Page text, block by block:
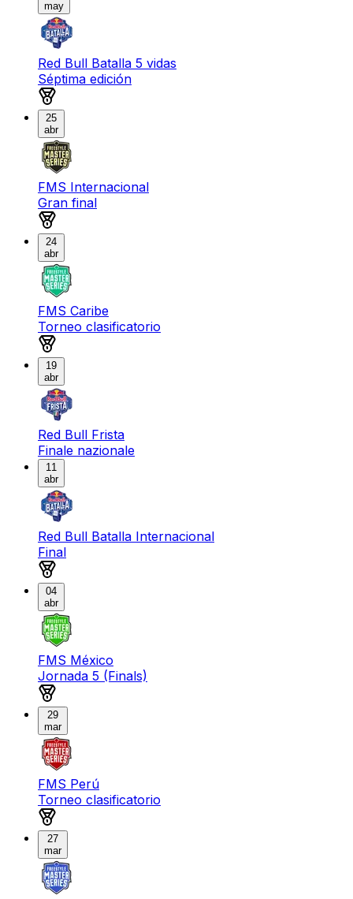
may
Red Bull Batalla 5 vidas
Séptima edición
25
abr
FMS Internacional
Gran final
24
abr
FMS Caribe
Torneo clasificatorio
19
abr
Red Bull Frista
Finale nazionale
11
abr
Red Bull Batalla Internacional
Final
04
abr
FMS México
Jornada 5 (Finals)
29
mar
FMS Perú
Torneo clasificatorio
27
mar